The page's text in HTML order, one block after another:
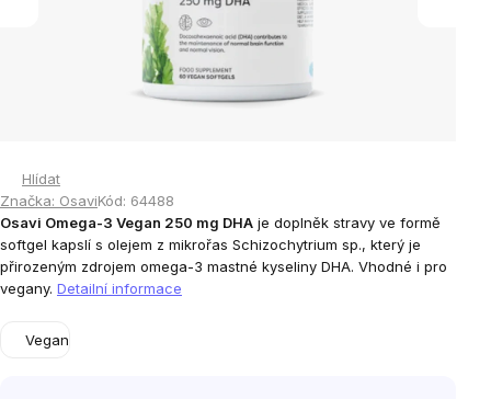
Hlídat
Značka: OsaviKód: 64488
Osavi Omega-3 Vegan 250 mg DHA je doplněk stravy ve formě
softgel kapslí s olejem z mikrořas Schizochytrium sp., který je
přirozeným zdrojem omega-3 mastné kyseliny DHA. Vhodné i pro
vegany. Detailní informace
Vegan